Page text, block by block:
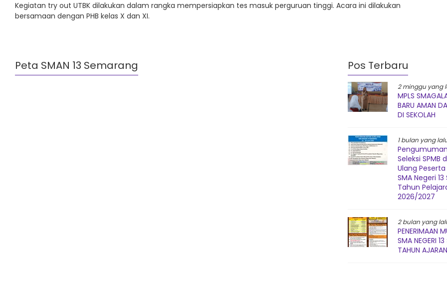
Kegiatan try out UTBK dilakukan dalam rangka mempersiapkan tes masuk perguruan tinggi. Acara ini dilakukan
bersamaan dengan PHB kelas X dan XI.
Peta SMAN 13 Semarang Pos Terbaru
2 minggu yang
MPLS
BARU AMAN
DI SEKOLAH
1 bulan yang
Seleksi SPMB
Ulang
SMA Negeri
Tahun
2026/2027
2 bulan yang
PENERIMAAN
SMA NEGERI
TAHUN